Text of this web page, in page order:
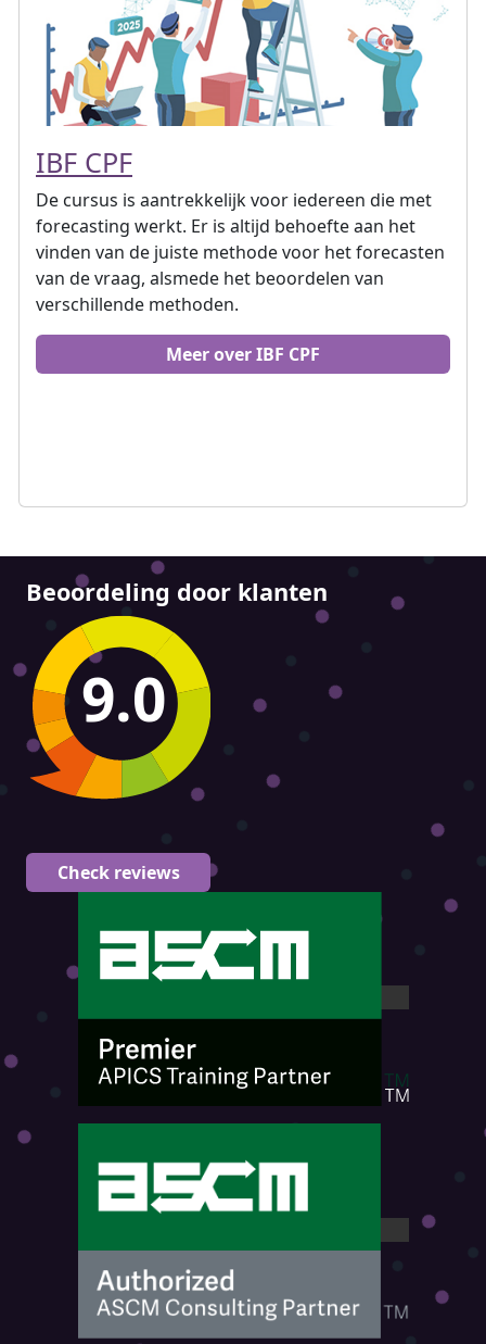
IBF CPF
De cursus is aantrekkelijk voor iedereen die met
forecasting werkt. Er is altijd behoefte aan het
vinden van de juiste methode voor het forecasten
van de vraag, alsmede het beoordelen van
verschillende methoden.
Meer over IBF CPF
Beoordeling door klanten
9.0
Check reviews